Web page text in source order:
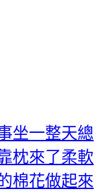
坐一整天總
枕來了柔軟
棉花做起來